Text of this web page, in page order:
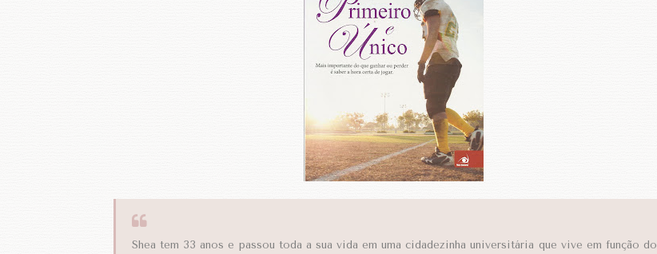
Shea tem 33 anos e passou toda a sua vida em uma cidadezinha universitária que vive em função do